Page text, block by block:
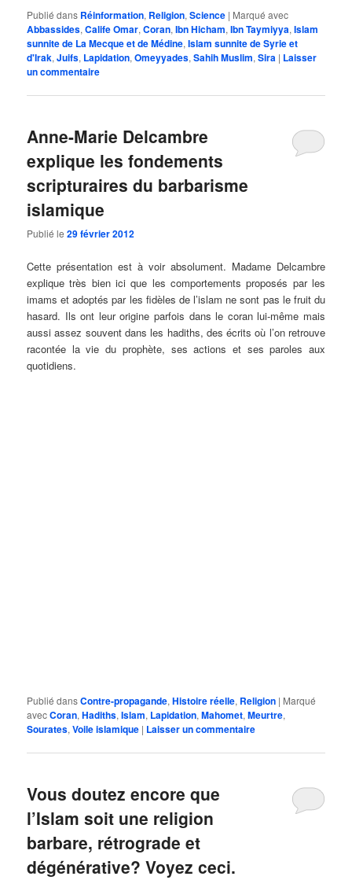
Publié dans Réinformation, Religion,Science | Marqué avec
Abbassides,Calife Omar,Coran,Ibn Hicham,Ibn Taymiyya,Islam
sunnite de La Mecque et de Médine,Islam sunnite de Syrie et
d'Irak,Juifs, Lapidation,Omeyyades,Sahih Muslim,Sira | Laisser
un commentaire
Anne-Marie Delcambre
explique les fondements
scripturaires du barbarisme
islamique
Publié le29 février 2012
Cette présentation est à voir absolument. Madame Delcambre
explique très bien ici que les comportements proposés par les
imams et adoptés par les fidèles de l’islam ne sont pas le fruit du
hasard. Ils ont leur origine parfois dans le coran lui-même mais
aussi assez souvent dans les hadiths, des écrits où l’on retrouve
racontée la vie du prophète, ses actions et ses paroles aux
quotidiens.
Publié dansContre-propagande,Histoire réelle, Religion | Marqué
avecCoran,Hadiths,Islam, Lapidation,Mahomet,Meurtre,
Sourates,Voile islamique | Laisser un commentaire
Vous doutez encore que
l’Islam soit une religion
barbare, rétrograde et
dégénérative? Voyez ceci.